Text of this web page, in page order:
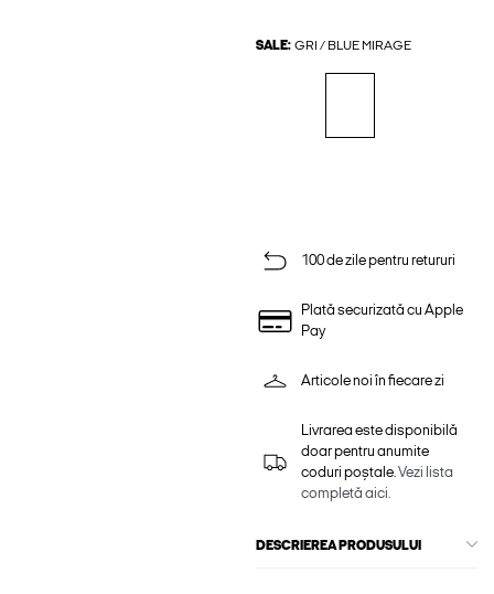
SALE: GRI / BLUE MIRAGE
100 de zile pentru retururi
Plată securizată cu Apple
Pay
Articole noi în fiecare zi
Livrarea este disponibilă
doar pentru anumite
coduri poștale.Vezi lista
completă aici.
DESCRIEREA PRODUSULUI